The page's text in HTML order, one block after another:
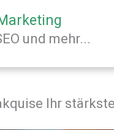
und mehr...
Ihr